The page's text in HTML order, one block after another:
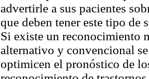
advertirle a sus pacientes
que deben tener este tipo de
Si existe un reconocimiento
alternativo y convencional
optimicen el pronóstico de